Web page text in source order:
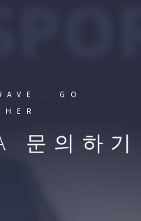
. GO
문의하기